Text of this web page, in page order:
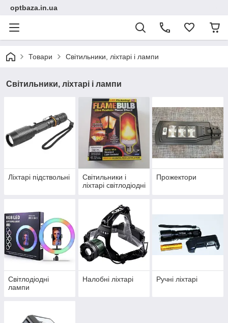
optbaza.in.ua
Товари Світильники, ліхтарі і лампи
Світильники, ліхтарі і лампи
Ліхтарі підствольні
Світильники і
ліхтарі світлодіодні
Прожектори
Світлодіодні
лампи
Налобні ліхтарі Ручні ліхтарі